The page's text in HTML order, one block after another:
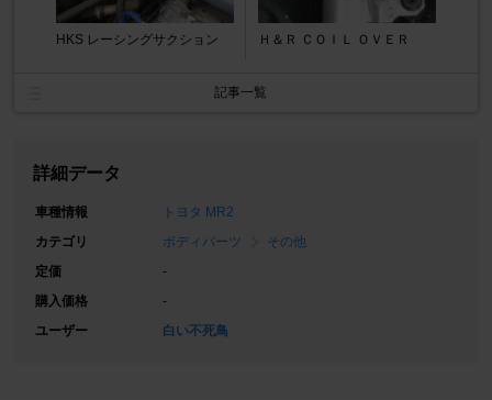
HKS レーシングサクション Ｈ＆Ｒ ＣＯＩＬ ＯＶＥＲ
記事一覧
詳細データ
車種情報
トヨタ MR2
カテゴリ
ボディパーツ
その他
定価
-
購入価格
-
ユーザー
白い不死鳥